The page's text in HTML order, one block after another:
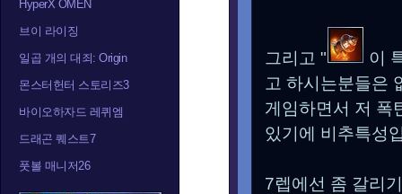
HyperX OMEN
브이 라이징
일곱 개의 대죄: Origin
몬스터헌터 스토리즈3
바이오하자드 레퀴엠
드래곤 퀘스트7
풋볼 매니저26
그리고 "
이
고 하시는분들은
게임하면서 저 폭
있기에 비추특성
7렙에선 좀 갈리